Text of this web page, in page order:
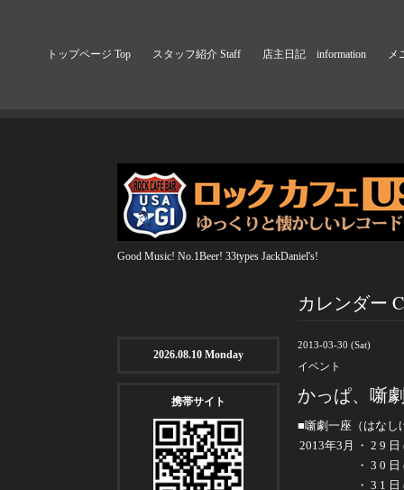
トップページ Top スタッフ紹介 Staff 店主日記 information メ
Good Music! No.1Beer! 33types JackDaniel's!
カレンダー
2013-03-30 (Sat)
イベント
かっぱ、噺
■噺劇一座（はなし
2013年3月
・29
・30
・31
2026.08.10 Monday
携帯サイト